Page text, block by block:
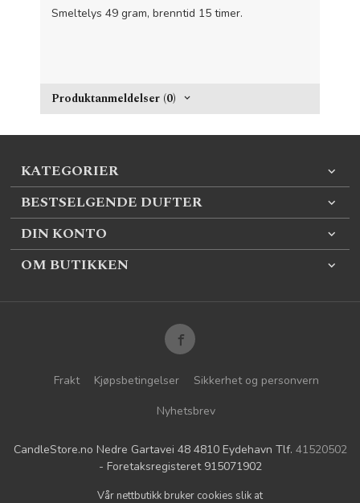
Smeltelys 49 gram, brenntid 15 timer.
Produktanmeldelser (0)
KATEGORIER
BESTSELGENDE DUFTER
DIN KONTO
OM BUTIKKEN
Frakt Kjøpsbetingelser
Sikkerhet og personvern
Nyhetsbrev
CandleStore.no Nedre Gartavei 48 4810 Eydehavn Tlf. 41520502
- Foretaksregisteret 915071902
Vår nettbutikk bruker cookies slik at